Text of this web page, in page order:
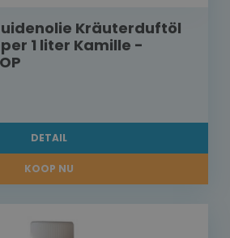
Kräuterduftöl
1 liter Kamille -
DETAIL
KOOP NU